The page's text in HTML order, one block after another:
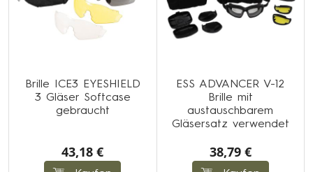
Brille ICE3 EYESHIELD
3 Gläser Softcase
gebraucht
43,18 €
ESS ADVANCER V-12
Brille mit
austauschbarem
Gläsersatz verwendet
38,79 €